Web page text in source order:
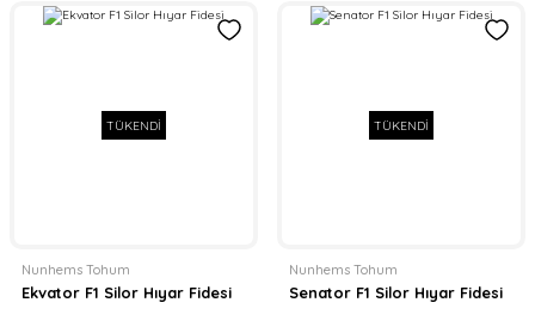
TÜKENDİ
Nunhems Tohum
Ekvator F1 Silor Hıyar Fidesi
TÜKENDİ
Nunhems Tohum
Senator F1 Silor Hıyar Fidesi